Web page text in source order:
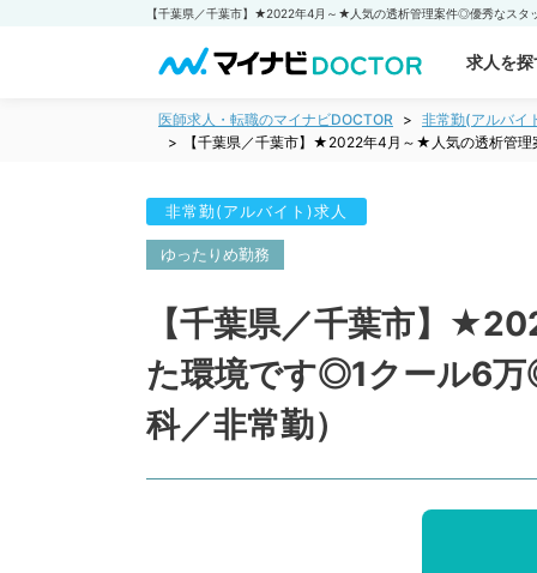
求人を探
医師求人・転職のマイナビDOCTOR
非常勤(アルバイ
【千葉県／千葉市】★2022年4月～★人気の透析管
非常勤(アルバイト)求人
ゆったりめ勤務
【千葉県／千葉市】
た環境です◎1クール6
科／非常勤）